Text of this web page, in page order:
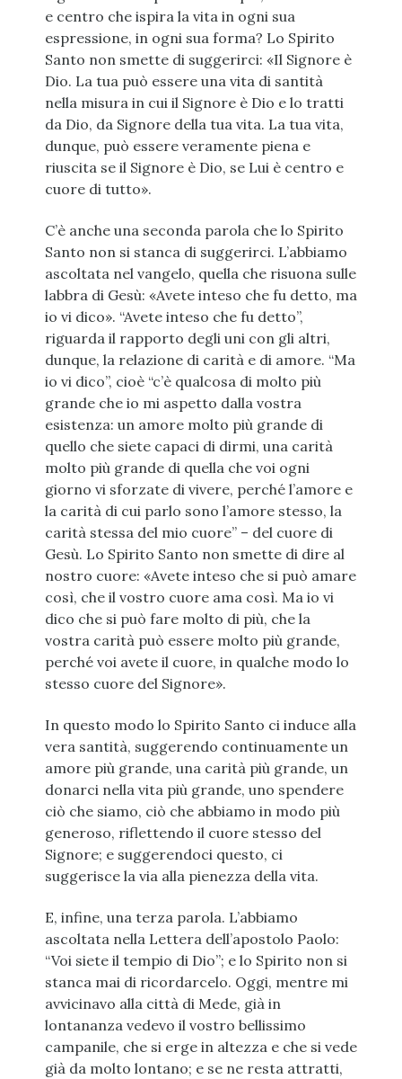
e centro che ispira la vita in ogni sua
espressione, in ogni sua forma? Lo Spirito
Santo non smette di suggerirci: «Il Signore è
Dio. La tua può essere una vita di santità
nella misura in cui il Signore è Dio e lo tratti
da Dio, da Signore della tua vita. La tua vita,
dunque, può essere veramente piena e
riuscita se il Signore è Dio, se Lui è centro e
cuore di tutto».
C’è anche una seconda parola che lo Spirito
Santo non si stanca di suggerirci. L’abbiamo
ascoltata nel vangelo, quella che risuona sulle
labbra di Gesù: «Avete inteso che fu detto, ma
io vi dico». “Avete inteso che fu detto”,
riguarda il rapporto degli uni con gli altri,
dunque, la relazione di carità e di amore. “Ma
io vi dico”, cioè “c’è qualcosa di molto più
grande che io mi aspetto dalla vostra
esistenza: un amore molto più grande di
quello che siete capaci di dirmi, una carità
molto più grande di quella che voi ogni
giorno vi sforzate di vivere, perché l’amore e
la carità di cui parlo sono l’amore stesso, la
carità stessa del mio cuore” – del cuore di
Gesù. Lo Spirito Santo non smette di dire al
nostro cuore: «Avete inteso che si può amare
così, che il vostro cuore ama così. Ma io vi
dico che si può fare molto di più, che la
vostra carità può essere molto più grande,
perché voi avete il cuore, in qualche modo lo
stesso cuore del Signore».
In questo modo lo Spirito Santo ci induce alla
vera santità, suggerendo continuamente un
amore più grande, una carità più grande, un
donarci nella vita più grande, uno spendere
ciò che siamo, ciò che abbiamo in modo più
generoso, riflettendo il cuore stesso del
Signore; e suggerendoci questo, ci
suggerisce la via alla pienezza della vita.
E, infine, una terza parola. L’abbiamo
ascoltata nella Lettera dell’apostolo Paolo:
“Voi siete il tempio di Dio”; e lo Spirito non si
stanca mai di ricordarcelo. Oggi, mentre mi
avvicinavo alla città di Mede, già in
lontananza vedevo il vostro bellissimo
campanile, che si erge in altezza e che si vede
già da molto lontano; e se ne resta attratti,